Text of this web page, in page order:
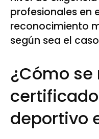
profesionales en
reconocimiento
según sea el
¿Cómo se
deportivo